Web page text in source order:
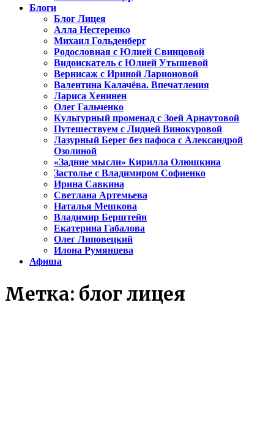
Блоги
Блог Лицея
Алла Нестеренко
Михаил Гольденберг
Родословная с Юлией Свинцовой
Видоискатель с Юлией Утышевой
Вернисаж с Ириной Ларионовой
Валентина Калачёва. Впечатления
Лариса Хенинен
Олег Гальченко
Культурный променад с Зоей Арнаутовой
Путешествуем с Лидией Винокуровой
Лазурный Берег без пафоса с Александрой
Озолиной
«Задние мысли» Кирилла Олюшкина
Застолье с Владимиром Софиенко
Ирина Савкина
Светлана Артемьева
Наталья Мешкова
Владимир Берштейн
Екатерина Габалова
Олег Липовецкий
Илона Румянцева
Афиша
Метка: блог лицея